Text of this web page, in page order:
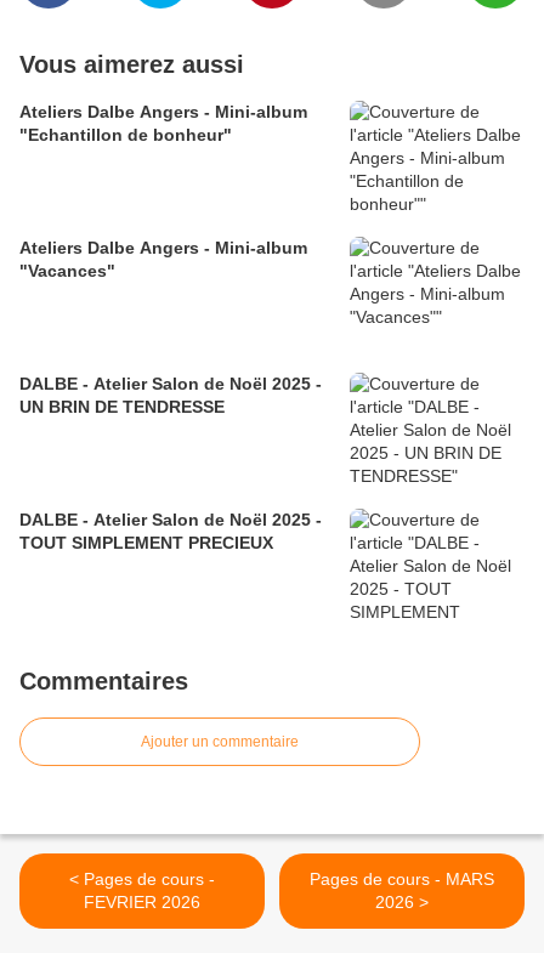
Vous aimerez aussi
Ateliers Dalbe Angers - Mini-album
"Echantillon de bonheur"
Ateliers Dalbe Angers - Mini-album
"Vacances"
DALBE - Atelier Salon de Noël 2025 -
UN BRIN DE TENDRESSE
DALBE - Atelier Salon de Noël 2025 -
TOUT SIMPLEMENT PRECIEUX
Commentaires
Ajouter un commentaire
< Pages de cours -
FEVRIER 2026
Pages de cours - MARS
2026 >